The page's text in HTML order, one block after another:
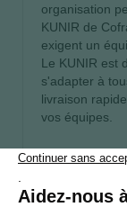
organisation
KUNIR de
exigent un
Le KUNIR est
s'adapter à
livraison
vos équipes.